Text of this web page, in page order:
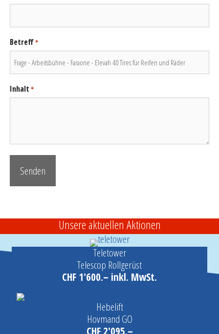
Betreff*
Inhalt *
Unsere aktuellen Aktionen
Teletower
Telescop Rollgerüst
CHF 1'600.– inkl. MwSt.
Hebelift
Hovmand GO
CHF 2'095.–